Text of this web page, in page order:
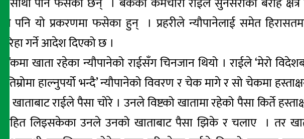
उनी पनि यो प्रकरणमा फसेका हुन् । प्रहरीले न्यौपानेलाई समेत
रिहा गर्ने आदेश दिएको छ ।
बैंकमा खाता रहेका न्यौपानेको राईसँग चिनजान थियो । राईले ‘मेरो
तिम्रोमा हाल्नुपर्यो भन्दै’ न्यौपानेको विवरण र चेक मागे र सो चेकमा
खाताबाट राईले पैसा चोरे । उनले विष्टको खातामा रहेको पैसा किर्ते
लिइसकेका उनले उनको खाताबाट पैसा झिके र चलाए । तर खाता